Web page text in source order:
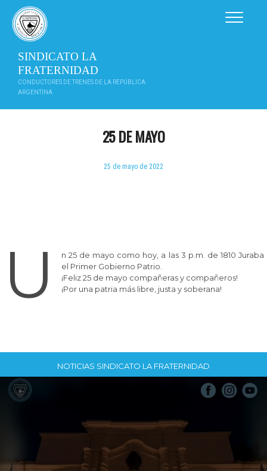
contenido
SINDICATO LA
FRATERNIDAD
CONDUCTORES DE TRENES DE LA REPÚBLICA
ARGENTINA
25 DE MAYO
25 de mayo de 2022
U
n 25 de mayo como hoy, a las 3 p.m. de 1810 Juraba
el Primer Gobierno Patrio.
¡Feliz 25 de mayo compañeras y compañeros!
¡Por una patria más libre, justa y soberana!
NOTICIAS SINDICATO LA FRATERNIDAD